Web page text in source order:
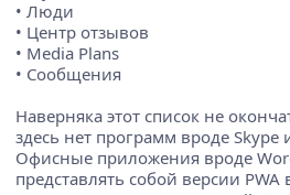
• Люди
• Центр отзывов
• Media Plans
• Сообщения
Наверняка этот список не
здесь нет программ вроде
Офисные приложения вроде
представлять собой версии PWA